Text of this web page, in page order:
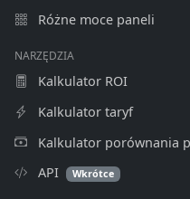
Różne moce paneli
NARZĘDZIA
Kalkulator ROI
Kalkulator taryf
Kalkulator porównania
API
Wkrótce